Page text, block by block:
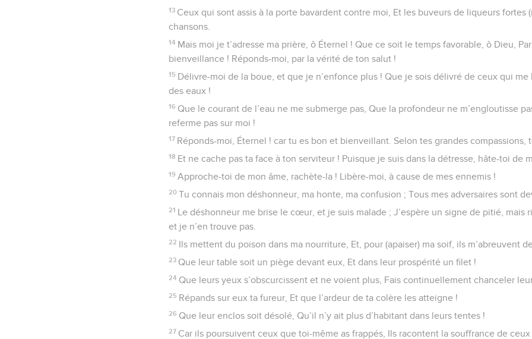
13 Ceux qui sont assis à la porte bavardent contre moi, Et les buveurs de liqueurs fortes
chansons.
14 Mais moi je t’adresse ma prière, ô Éternel ! Que ce soit le temps favorable, ô Dieu,
bienveillance ! Réponds-moi, par la vérité de ton salut !
15 Délivre-moi de la boue, et que je n’enfonce plus ! Que je sois délivré de ceux qui me
des eaux !
16 Que le courant de l’eau ne me submerge pas, Que la profondeur ne m’engloutisse
referme pas sur moi !
17 Réponds-moi, Éternel ! car tu es bon et bienveillant. Selon tes grandes compassions,
18 Et ne cache pas ta face à ton serviteur ! Puisque je suis dans la détresse, hâte-toi de
19 Approche-toi de mon âme, rachète-la ! Libère-moi, à cause de mes ennemis !
20 Tu connais mon déshonneur, ma honte, ma confusion ; Tous mes adversaires sont
21 Le déshonneur me brise le cœur, et je suis malade ; J’espère un signe de pitié, mais
et je n’en trouve pas.
22 Ils mettent du poison dans ma nourriture, Et, pour (apaiser) ma soif, ils m’abreuvent
23 Que leur table soit un piège devant eux, Et dans leur prospérité un filet !
24 Que leurs yeux s’obscurcissent et ne voient plus, Fais continuellement chanceler
25 Répands sur eux ta fureur, Et que l’ardeur de ta colère les atteigne !
26 Que leur enclos soit désolé, Qu’il n’y ait plus d’habitant dans leurs tentes !
27 Car ils poursuivent ceux que toi-même as frappés, Ils racontent la souffrance de ceux